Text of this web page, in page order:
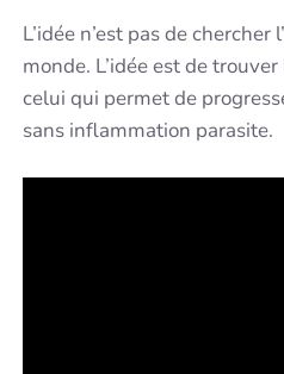
L’idée n’est pas de
monde. L’idée est de trouver
celui qui permet de
sans inflammation parasite.